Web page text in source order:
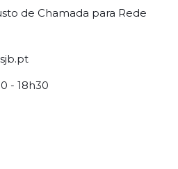
de Chamada para Rede
- 18h30